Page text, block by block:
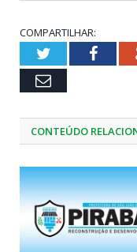
COMPARTILHAR:
Twitter
Email
CONTEÚDO